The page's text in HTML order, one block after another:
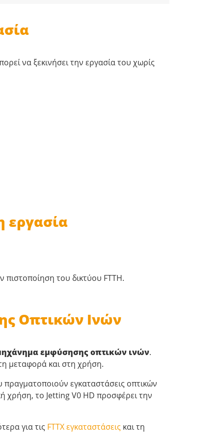
να ξεκινήσει την εργασία του χωρίς
εργασία
πιστοποίηση του δικτύου FTTH.
Οπτικών Ινών
εμφύσησης οπτικών ινών.
μεταφορά και στη χρήση.
πραγματοποιούν εγκαταστάσεις οπτικών
χρήση, το Jetting V0 HD προσφέρει την
για τις FTTX εγκαταστάσεις και τη